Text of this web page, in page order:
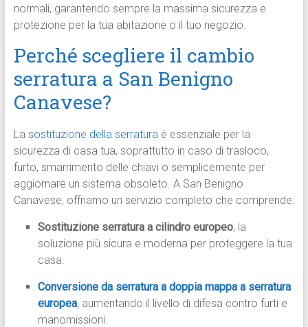
normali, garantendo sempre la massima sicurezza e
protezione per la tua abitazione o il tuo negozio.
Perché scegliere il cambio
serratura a San Benigno
Canavese?
La sostituzione della serraturaè essenziale per la
sicurezza di casa tua, soprattutto in caso di trasloco,
furto, smarrimento delle chiavi o semplicemente per
aggiornare un sistema obsoleto. A San Benigno
Canavese, offriamo un servizio completo che comprende:
Sostituzione serratura a cilindro europeo, la
soluzione più sicura e moderna per proteggere la tua
casa.
Conversione da serratura a doppia mappa a serratura
europea, aumentando il livello di difesa contro furti e
manomissioni.